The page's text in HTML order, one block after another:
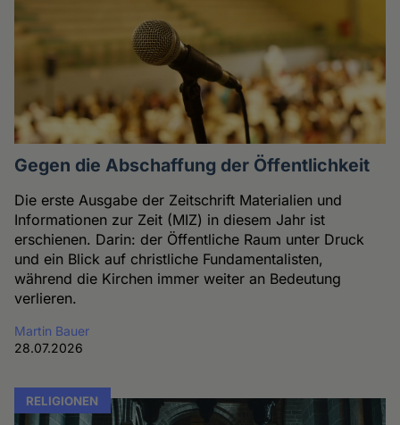
Gegen die Abschaffung der Öffentlichkeit
Die erste Ausgabe der Zeitschrift Materialien und
Informationen zur Zeit (MIZ) in diesem Jahr ist
erschienen. Darin: der Öffentliche Raum unter Druck
und ein Blick auf christliche Fundamentalisten,
während die Kirchen immer weiter an Bedeutung
verlieren.
Martin Bauer
28.07.2026
RELIGIONEN